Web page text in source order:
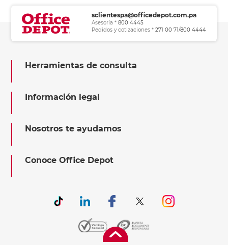
sclientespa@officedepot.com.pa
Asesoría * 800 4445
Pedidos y cotizaciones * 271 00 71/800 4444
Herramientas de consulta
Información legal
Nosotros te ayudamos
Conoce Office Depot